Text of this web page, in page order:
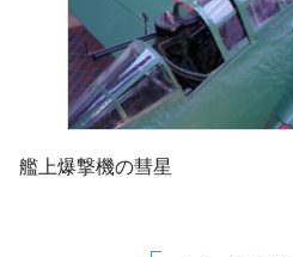
艦上爆撃機の彗星